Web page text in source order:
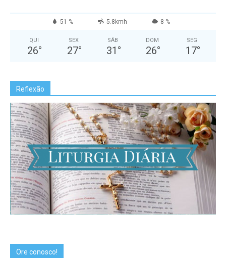
51 % 5.8kmh 8 %
QUI
26°
SEX
27°
SÁB
31 °
DOM
26°
SEG
17°
Reflexão
Ore conosco!